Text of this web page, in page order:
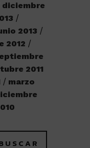
diciembre
2013
2012
2011
marzo